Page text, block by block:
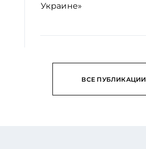
Украине»
ВСЕ ПУБЛИКАЦИИ